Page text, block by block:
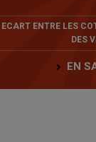
ECART ENTRE LES
DES
EN